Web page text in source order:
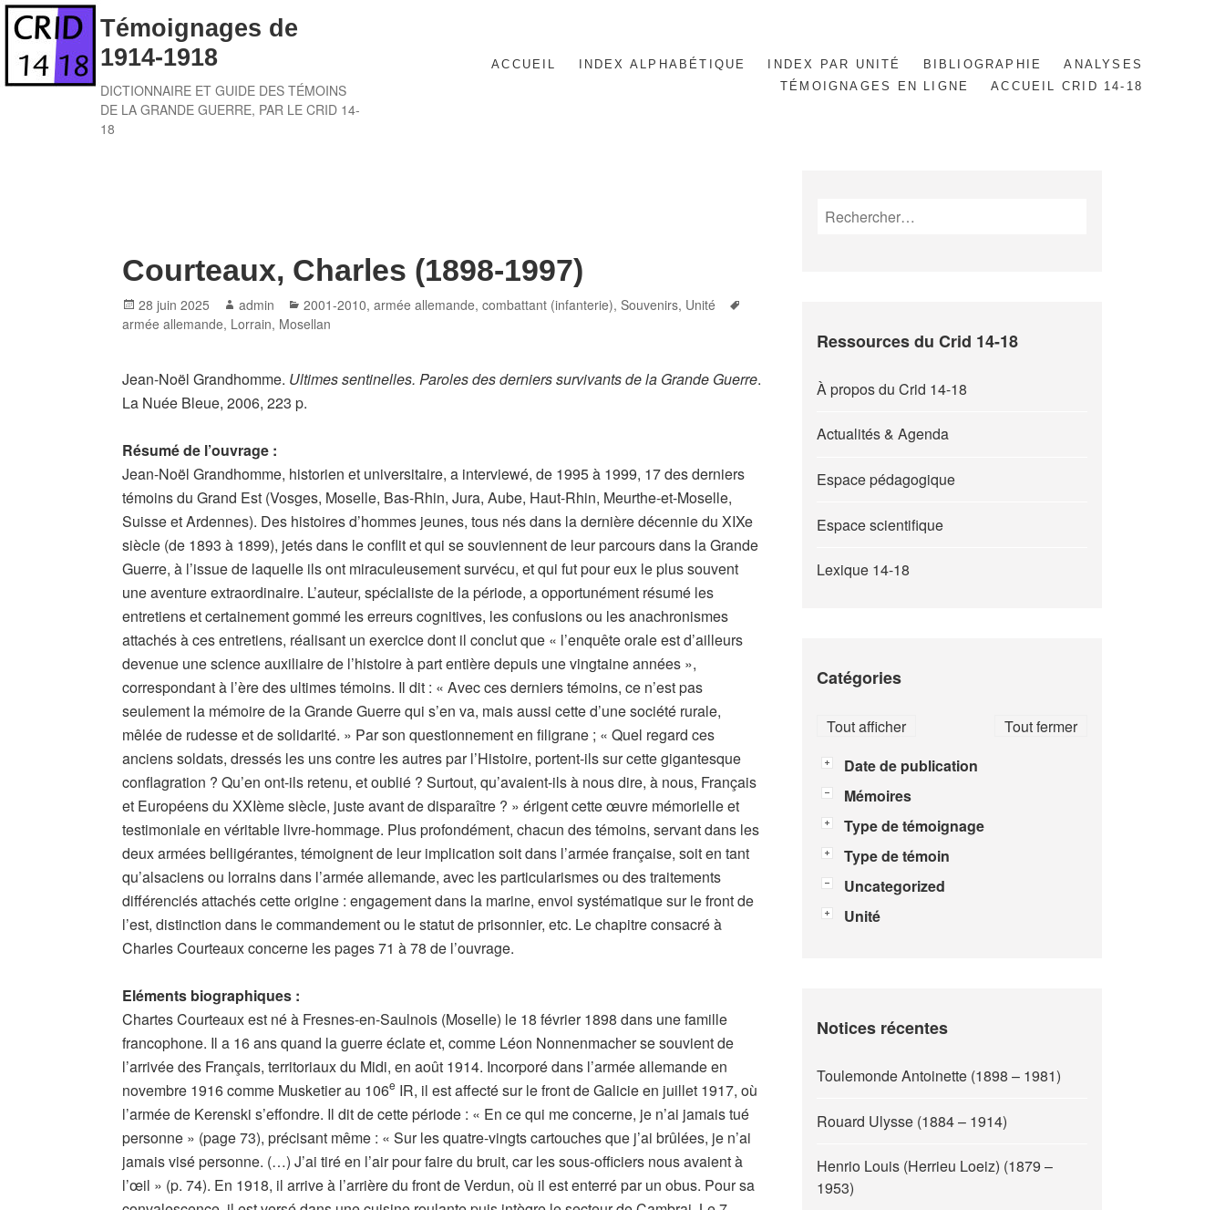
Skip
content
Témoignages de
1914-1918
DICTIONNAIRE ET GUIDE DES TÉMOINS
DE LA GRANDE GUERRE, PAR LE CRID 14-
18
ACCUEIL INDEX ALPHABÉTIQUE INDEX PAR UNITÉ BIBLIOGRAPHIE
ANALYSES
TÉMOIGNAGES EN LIGNE
ACCUEIL CRID 14-18
Courteaux, Charles (1898-1997)
Posted
on
28 juin 2025 Author
admin Categories
2001-2010,armée allemande,combattant (infanterie),Souvenirs, Unité
armée allemande, Lorrain, Mosellan
Jean-Noël Grandhomme. Ultimes sentinelles. Paroles des derniers survivants de la Grande Guerre.
La Nuée Bleue, 2006, 223 p.
Résumé de l’ouvrage :
Jean-Noël Grandhomme, historien et universitaire, a interviewé, de 1995 à 1999, 17 des derniers
témoins du Grand Est (Vosges, Moselle, Bas-Rhin, Jura, Aube, Haut-Rhin, Meurthe-et-Moselle,
Suisse et Ardennes). Des histoires d’hommes jeunes, tous nés dans la dernière décennie du XIXe
siècle (de 1893 à 1899), jetés dans le conflit et qui se souviennent de leur parcours dans la Grande
Guerre, à l’issue de laquelle ils ont miraculeusement survécu, et qui fut pour eux le plus souvent
une aventure extraordinaire. L’auteur, spécialiste de la période, a opportunément résumé les
entretiens et certainement gommé les erreurs cognitives, les confusions ou les anachronismes
attachés à ces entretiens, réalisant un exercice dont il conclut que « l’enquête orale est d’ailleurs
devenue une science auxiliaire de l’histoire à part entière depuis une vingtaine années »,
correspondant à l’ère des ultimes témoins. Il dit : « Avec ces derniers témoins, ce n’est pas
seulement la mémoire de la Grande Guerre qui s’en va, mais aussi cette d’une société rurale,
mêlée de rudesse et de solidarité. » Par son questionnement en filigrane ; « Quel regard ces
anciens soldats, dressés les uns contre les autres par l’Histoire, portent-ils sur cette gigantesque
conflagration ? Qu’en ont-ils retenu, et oublié ? Surtout, qu’avaient-ils à nous dire, à nous, Français
et Européens du XXIème siècle, juste avant de disparaître ? » érigent cette œuvre mémorielle et
testimoniale en véritable livre-hommage. Plus profondément, chacun des témoins, servant dans les
deux armées belligérantes, témoignent de leur implication soit dans l’armée française, soit en tant
qu’alsaciens ou lorrains dans l’armée allemande, avec les particularismes ou des traitements
différenciés attachés cette origine : engagement dans la marine, envoi systématique sur le front de
l’est, distinction dans le commandement ou le statut de prisonnier, etc. Le chapitre consacré à
Charles Courteaux concerne les pages 71 à 78 de l’ouvrage.
Eléments biographiques :
Chartes Courteaux est né à Fresnes-en-Saulnois (Moselle) le 18 février 1898 dans une famille
francophone. Il a 16 ans quand la guerre éclate et, comme Léon Nonnenmacher se souvient de
l’arrivée des Français, territoriaux du Midi, en août 1914. Incorporé dans l’armée allemande en
novembre 1916 comme Musketier au 106e IR, il est affecté sur le front de Galicie en juillet 1917, où
l’armée de Kerenski s’effondre. Il dit de cette période : « En ce qui me concerne, je n’ai jamais tué
personne » (page 73), précisant même : « Sur les quatre-vingts cartouches que j’ai brûlées, je n’ai
jamais visé personne. (…) J’ai tiré en l’air pour faire du bruit, car les sous-officiers nous avaient à
l’œil » (p. 74). En 1918, il arrive à l’arrière du front de Verdun, où il est enterré par un obus. Pour sa
Rechercher :
Ressources du Crid 14-18
À propos du Crid 14-18
Actualités & Agenda
Espace pédagogique
Espace scientifique
Lexique 14-18
Catégories
Tout fermer
Tout afficher
Date de publication
Mémoires
Type de témoignage
Type de témoin
Uncategorized
Unité
Notices récentes
Toulemonde Antoinette (1898 – 1981)
Rouard Ulysse (1884 – 1914)
Henrio Louis (Herrieu Loeiz) (1879 –
1953)